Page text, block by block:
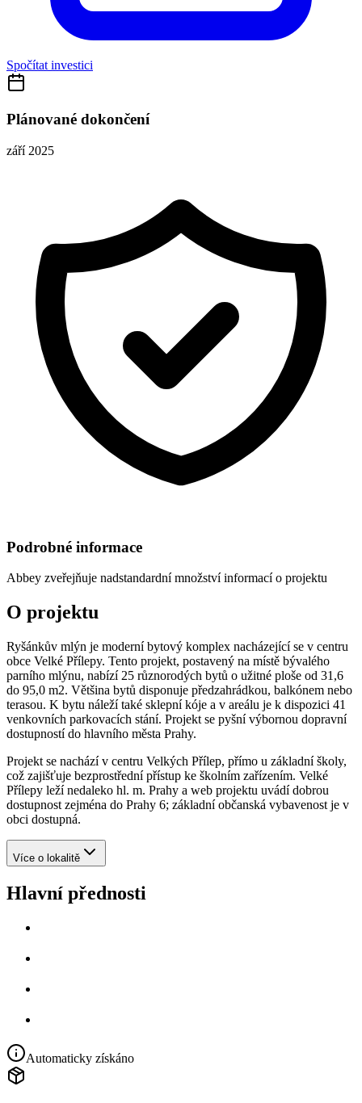
Spočítat investici
Plánované dokončení
září 2025
Podrobné informace
Abbey zveřejňuje nadstandardní množství informací o projektu
O projektu
Ryšánkův mlýn je moderní bytový komplex nacházející se v centru
obce Velké Přílepy. Tento projekt, postavený na místě bývalého
parního mlýnu, nabízí 25 různorodých bytů o užitné ploše od 31,6
do 95,0 m2. Většina bytů disponuje předzahrádkou, balkónem nebo
terasou. K bytu náleží také sklepní kóje a v areálu je k dispozici 41
venkovních parkovacích stání. Projekt se pyšní výbornou dopravní
dostupností do hlavního města Prahy.
Projekt se nachází v centru Velkých Přílep, přímo u základní školy,
což zajišťuje bezprostřední přístup ke školním zařízením. Velké
Přílepy leží nedaleko hl. m. Prahy a web projektu uvádí dobrou
dostupnost zejména do Prahy 6; základní občanská vybavenost je v
obci dostupná.
Více o lokalitě
Hlavní přednosti
Automaticky získáno